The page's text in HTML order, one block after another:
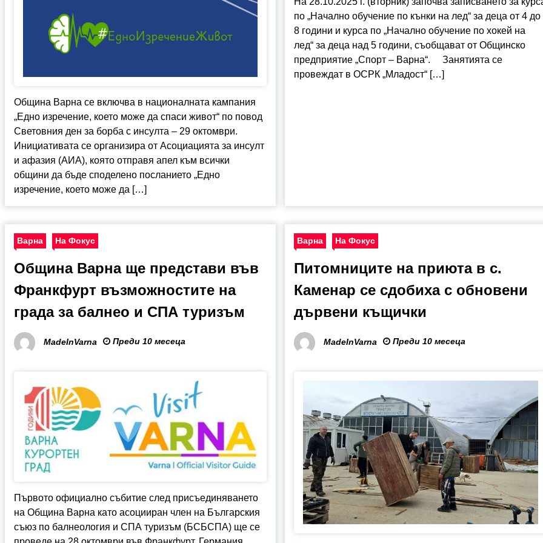
Община Варна се включва в националната кампания
„Едно изречение, което може да спаси живот“ по повод
Световния ден за борба с инсулта – 29 октомври.
Инициативата се организира от Асоциацията за инсулт
и афазия (АИА), която отправя апел към всички
общини да бъде споделено посланието „Едно
изречение, което може да […]
по „Начално обучение по кънки на лед“ за деца от 4 до
8 години и курса по „Начално обучение по хокей на
лед“ за деца над 5 години, съобщават от Общинско
предприятие „Спорт – Варна“. Занятията се
провеждат в ОСРК „Младост“ […]
Варна На Фокус
Община Варна ще представи във
Франкфурт възможностите на
града за балнео и СПА туризъм
MadeInVarna Преди 10 месеца
Първото официално събитие след присъединяването
на Община Варна като асоцииран член на Българския
съюз по балнеология и СПА туризъм (БСБСПА) ще се
Варна На Фокус
Питомниците на приюта в с.
Каменар се сдобиха с обновени
дървени къщички
MadeInVarna Преди 10 месеца